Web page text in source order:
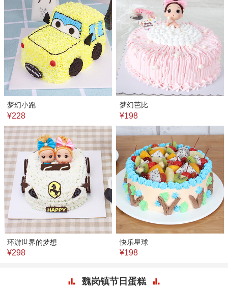
梦幻小跑
¥228
梦幻芭比
¥198
环游世界的梦想
¥298
快乐星球
¥198
魏岗镇节日蛋糕